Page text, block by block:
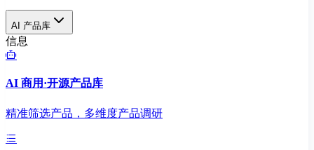
AI 产品库
信息
AI 商用·开源产品库
精准筛选产品，多维度产品调研